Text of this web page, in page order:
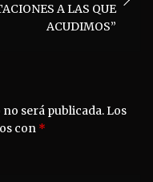
A LAS QUE
ACUDIMOS”
será publicada.Los
con *